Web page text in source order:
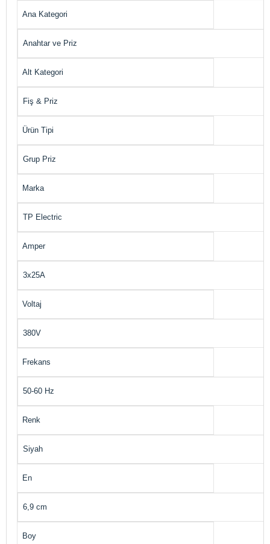
Ana Kategori
Anahtar ve Priz
Alt Kategori
Fiş & Priz
Ürün Tipi
Grup Priz
Marka
TP Electric
Amper
3x25A
Voltaj
380V
Frekans
50-60 Hz
Renk
Siyah
En
6,9 cm
Boy